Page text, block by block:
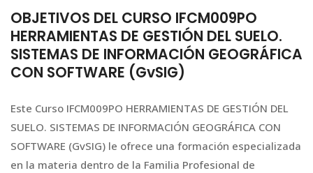
OBJETIVOS DEL CURSO IFCM009PO
HERRAMIENTAS DE GESTIÓN DEL SUELO.
SISTEMAS DE INFORMACIÓN GEOGRÁFICA
CON SOFTWARE (GvSIG)
Este Curso IFCM009PO HERRAMIENTAS DE GESTIÓN DEL
SUELO. SISTEMAS DE INFORMACIÓN GEOGRÁFICA CON
SOFTWARE (GvSIG) le ofrece una formación especializada
en la materia dentro de la Familia Profesional de